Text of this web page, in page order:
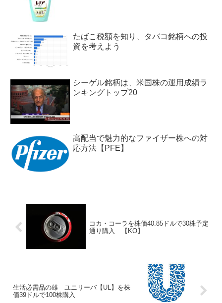
たばこ税額を知り、タバコ銘柄への投
資を考えよう
シーゲル銘柄は、米国株の運用成績ラ
ンキングトップ20
高配当で魅力的なファイザー株への対
応方法【PFE】
コカ・コーラを株価40.85ドルで30株予定
通り購入 【KO】
生活必需品の雄 ユニリーバ【UL】を株
価39ドルで100株購入